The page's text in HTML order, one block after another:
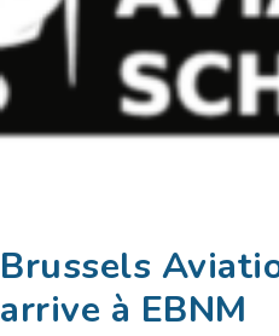
Brussels
arrive à EBNM